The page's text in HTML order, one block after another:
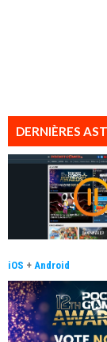
DERNIÈRES
iOS + Android